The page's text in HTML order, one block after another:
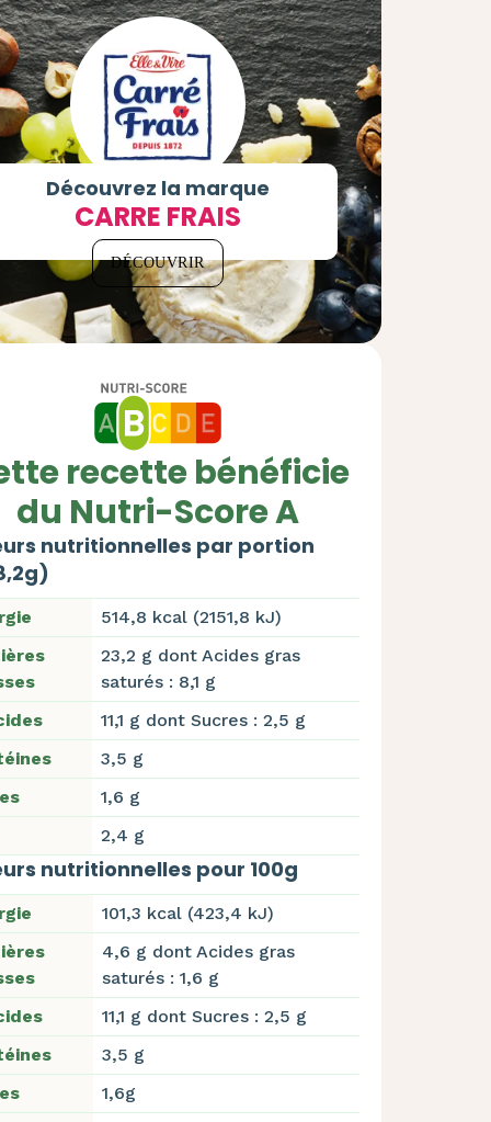
Découvrez la marque
CARRE FRAIS
DÉCOUVRIR
recette bénéficie
du Nutri-Score A
nutritionnelles par portion
514,8 kcal (2151,8 kJ)
23,2 g dont Acides gras
saturés : 8,1 g
11,1 g dont Sucres : 2,5 g
3,5 g
1,6 g
2,4 g
nutritionnelles pour 100g
101,3 kcal (423,4 kJ)
4,6 g dont Acides gras
saturés : 1,6 g
11,1 g dont Sucres : 2,5 g
3,5 g
1,6g